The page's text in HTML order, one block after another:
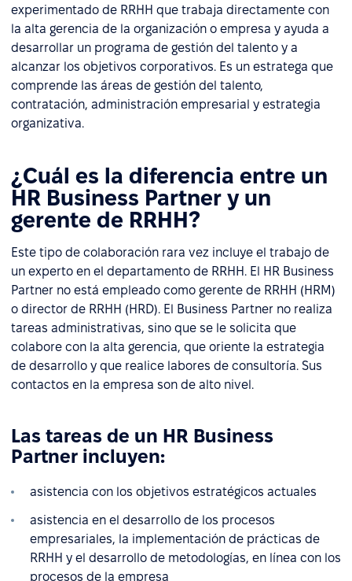
experimentado de RRHH que trabaja directamente con
la alta gerencia de la organización o empresa y ayuda a
desarrollar un programa de gestión del talento y a
alcanzar los objetivos corporativos. Es un estratega que
comprende las áreas de gestión del talento,
contratación, administración empresarial y estrategia
organizativa.
¿Cuál es la diferencia entre un
HR Business Partner y un
gerente de RRHH?
Este tipo de colaboración rara vez incluye el trabajo de
un experto en el departamento de RRHH. El HR Business
Partner no está empleado como gerente de RRHH (HRM)
o director de RRHH (HRD). El Business Partner no realiza
tareas administrativas, sino que se le solicita que
colabore con la alta gerencia, que oriente la estrategia
de desarrollo y que realice labores de consultoría. Sus
contactos en la empresa son de alto nivel.
Las tareas de un HR Business
Partner incluyen:
asistencia con los objetivos estratégicos actuales
asistencia en el desarrollo de los procesos
empresariales, la implementación de prácticas de
RRHH y el desarrollo de metodologías, en línea con los
procesos de la empresa